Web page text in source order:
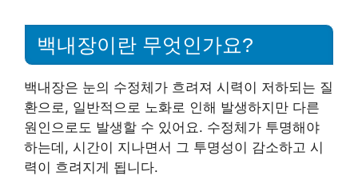
백내장이란 무엇인가요?
백내장은 눈의 수정체가 흐려져 시력이 저하되는 질
환으로, 일반적으로 노화로 인해 발생하지만 다른
원인으로도 발생할 수 있어요. 수정체가 투명해야
하는데, 시간이 지나면서 그 투명성이 감소하고 시
력이 흐려지게 됩니다.